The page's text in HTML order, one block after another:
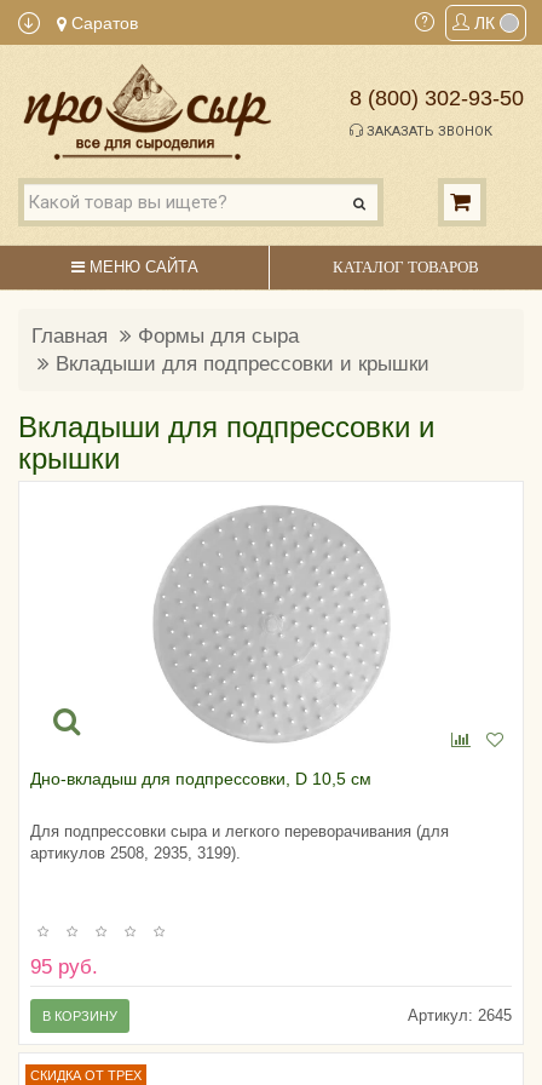
Саратов ЛК
8 (800) 302-93-50
ЗАКАЗАТЬ ЗВОНОК
МЕНЮ САЙТА КАТАЛОГ ТОВАРОВ
Главная
Формы для сыра
Вкладыши для подпрессовки и крышки
Вкладыши для подпрессовки и
крышки
Дно-вкладыш для подпрессовки, D 10,5 см
Для подпрессовки сыра и легкого переворачивания (для
артикулов 2508, 2935, 3199).
95 руб.
Артикул: 2645
В КОРЗИНУ
СКИДКА ОТ ТРЕХ